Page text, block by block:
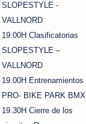
SLOPESTYLE -
VALLNORD
19:00H Clasificatorias
SLOPESTYLE –
VALLNORD
19.00H Entrenamientos
PRO- BIKE PARK BMX
19.30H Cierre de los